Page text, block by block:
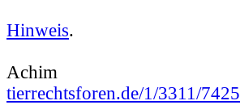
Hinweis.
Achim
tierrechtsforen.de/1/3311/7425